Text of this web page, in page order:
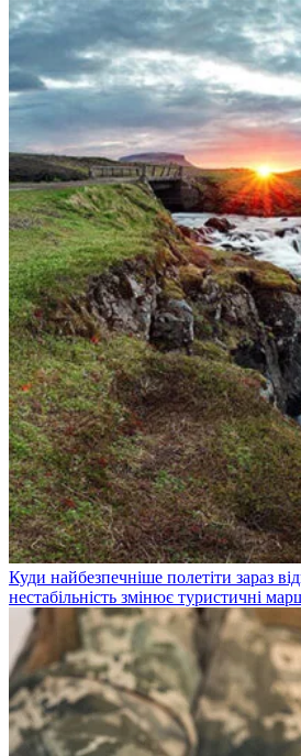
Куди найбезпечніше полетіти зараз
нестабільність змінює туристичні